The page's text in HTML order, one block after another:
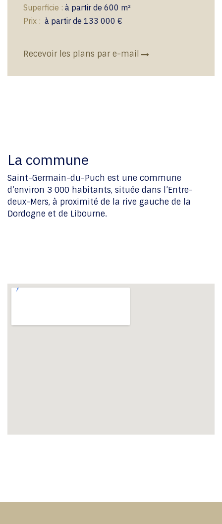
Superficie : à partir de 600 m²
Prix : à partir de 133 000 €
Recevoir les plans par e-mail
La commune
Saint-Germain-du-Puch est une commune
d’environ 3 000 habitants, située dans l’Entre-
deux-Mers, à proximité de la rive gauche de la
Dordogne et de Libourne.